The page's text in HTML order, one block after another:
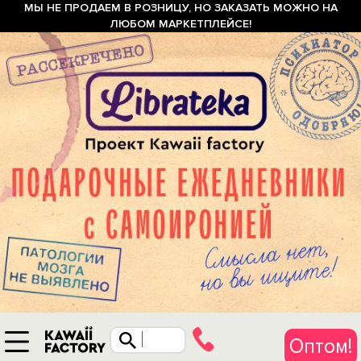
МЫ НЕ ПРОДАЕМ В РОЗНИЦУ, НО ЗАКАЗАТЬ МОЖНО НА
ЛЮБОМ МАРКЕТПЛЕЙСЕ!
Оптом!